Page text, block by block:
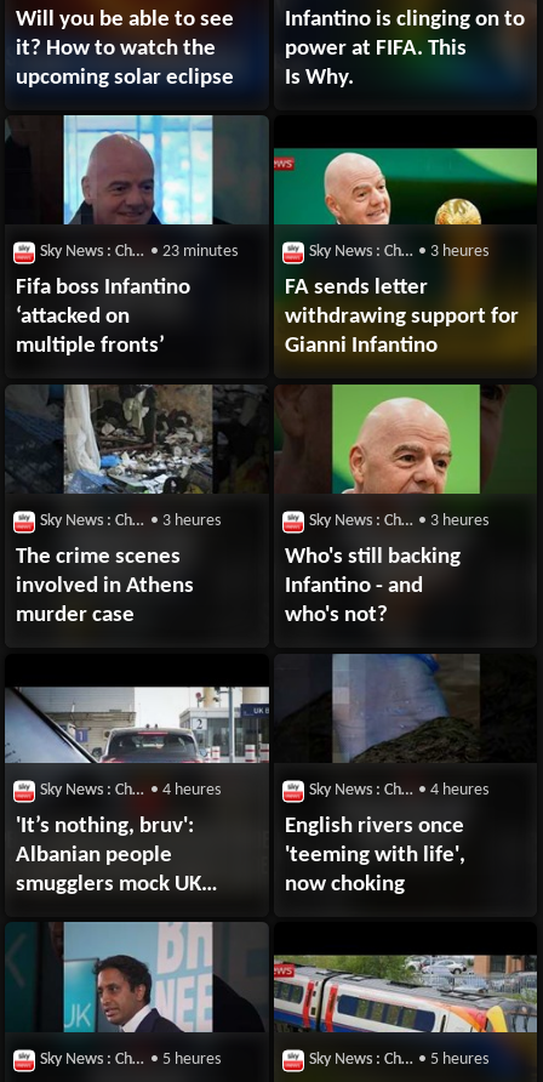
Will you be able to see
it? How to watch the
upcoming solar eclipse
Infantino is clinging on to
power at FIFA. This
Is Why.
Sky News : Chaîne Youtube • 23 minutes
Fifa boss Infantino
‘attacked on
multiple fronts’
Sky News : Chaîne Youtube • 3 heures
FA sends letter
withdrawing support for
Gianni Infantino
Sky News : Chaîne Youtube • 3 heures
The crime scenes
involved in Athens
murder case
Sky News : Chaîne Youtube • 3 heures
Who's still backing
Infantino - and
who's not?
Sky News : Chaîne Youtube • 4 heures
'It’s nothing, bruv':
Albanian people
smugglers mock UK
drug trade
Sky News : Chaîne Youtube • 4 heures
English rivers once
'teeming with life',
now choking
Sky News : Chaîne Youtube • 5 heures Sky News : Chaîne Youtube • 5 heures